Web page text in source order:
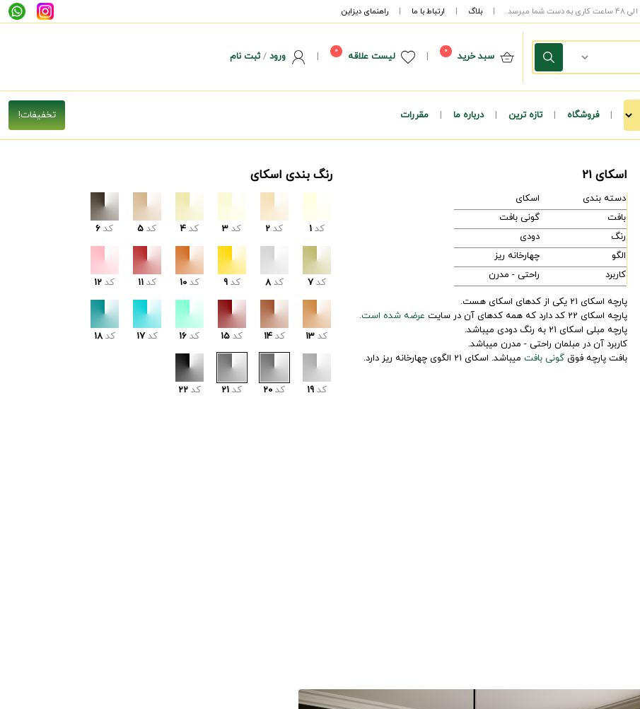
| بلاگ | ارتباط با ما | راهنمای دیزاین
سبد خرید 0
| لیست علاقه 0
| ورود/ثبت نام
| فروشگاه | تازه ترین | درباره ما | مقررات
اسکای 21
دسته بندی
اسکای
بافت
گونی بافت
رنگ
دودی
الگو
چهارخانه ریز
کاربرد
راحتی - مدرن
پارچه اسکای 21 یکی از کدهای اسکای هست.
پارچه اسکای 22 کد دارد که همه کدهای آن در سایت
عرضه شده است.
پارچه مبلی اسکای 21 به رنگ دودی میباشد.
کاربرد آن در مبلمان راحتی - مدرن میباشد.
بافت پارچه فوقگونی بافت میباشد. اسکای 21 الگوی چهارخانه ریز دارد.
رنگ بندی اسکای
کد 1 کد 2 کد 3 کد 4 کد 5 کد 6
کد 7 کد 8 کد 9 کد 10 کد 11 کد 12
کد 13 کد 14 کد 15 کد 16 کد 17 کد 18
کد 19 کد 20 کد 21 کد 22